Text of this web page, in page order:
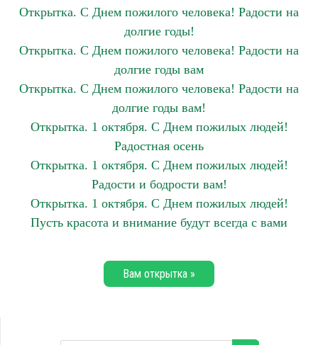
Открытка. С Днем пожилого человека! Радости на
долгие годы!
Открытка. С Днем пожилого человека! Радости на
долгие годы вам
Открытка. С Днем пожилого человека! Радости на
долгие годы вам!
Открытка. 1 октября. С Днем пожилых людей!
Радостная осень
Открытка. 1 октября. С Днем пожилых людей!
Радости и бодрости вам!
Открытка. 1 октября. С Днем пожилых людей!
Пусть красота и внимание будут всегда с вами
Вам открытка »